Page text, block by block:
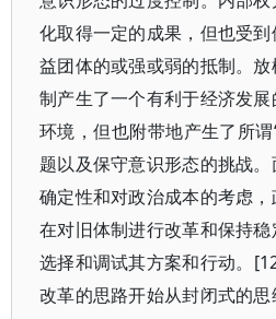
化取得一定的成果，但也受
益团体的或强或弱的抵制。
制产生了一个有利于经济发
环境，但也附带地产生了所
题以及保守意识形态的挑战
确定性和对政治成本的考虑
在对旧体制进行改革和保持
选择和调试其方案和行动。
改革的思路开始从封闭式的